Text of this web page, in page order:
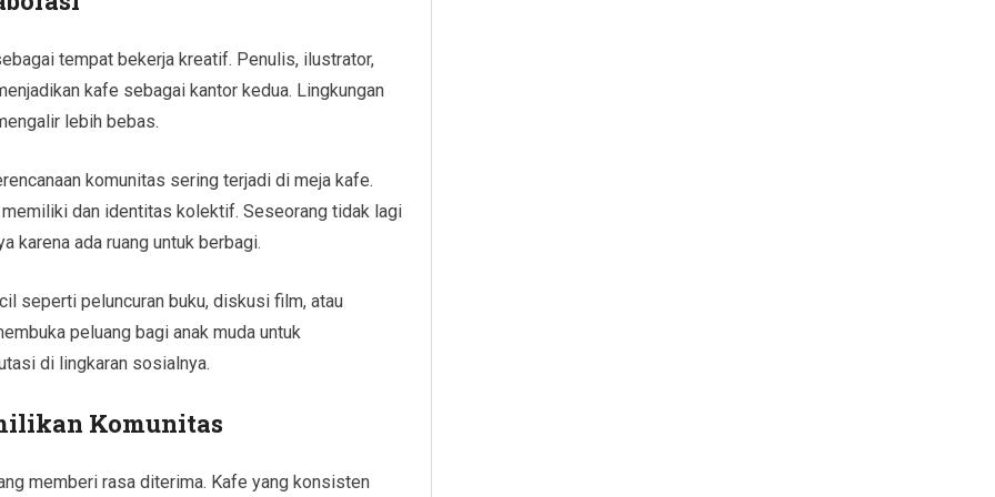
tempat bekerja kreatif. Penulis, ilustrator,
kafe sebagai kantor kedua. Lingkungan
lebih bebas.
komunitas sering terjadi di meja kafe.
dan identitas kolektif. Seseorang tidak lagi
karena ada ruang untuk berbagi.
seperti peluncuran buku, diskusi film, atau
peluang bagi anak muda untuk
di lingkaran sosialnya.
Komunitas
memberi rasa diterima. Kafe yang konsisten